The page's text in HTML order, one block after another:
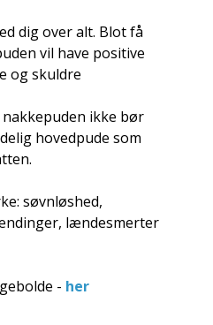
dig over alt. Blot få
vil have positive
og skuldre
ikke bør
hovedpude som
søvnløshed,
lændesmerter
- her